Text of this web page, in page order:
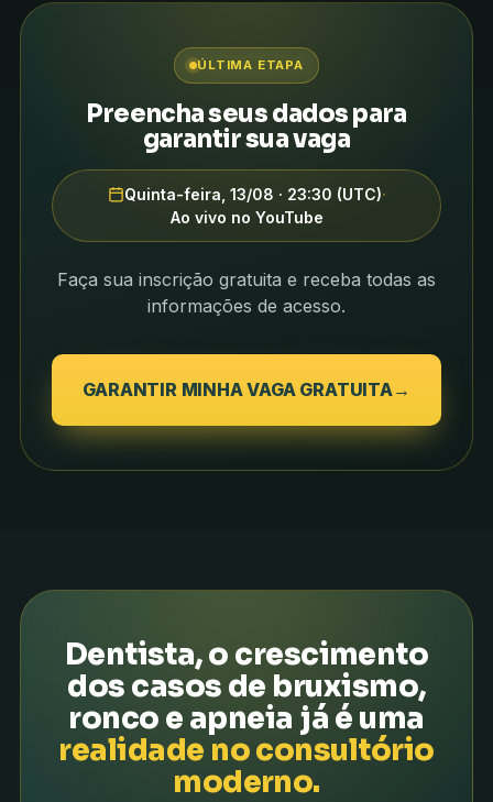
ÚLTIMA ETAPA
Preencha seus dados para
garantir sua vaga
Quinta-feira, 13/08 · 23:30 (UTC)·
Ao vivo no YouTube
Faça sua inscrição gratuita e receba todas as
informações de acesso.
GARANTIR MINHA VAGA GRATUITA→
Dentista, o crescimento
dos casos de bruxismo,
ronco e apneia já é uma
realidade no consultório
moderno.